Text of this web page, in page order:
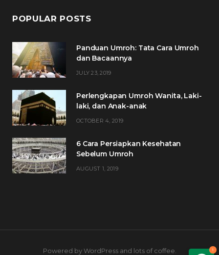
1
POPULAR POSTS
Panduan Umroh: Tata Cara Umroh
dan Bacaannya
JULY 23, 2019
Perlengkapan Umroh Wanita, Laki-
laki, dan Anak-anak
OCTOBER 4, 2019
6 Cara Persiapkan Kesehatan
Sebelum Umroh
AUGUST 1, 2019
Powered by WordPress and lots of coffee.